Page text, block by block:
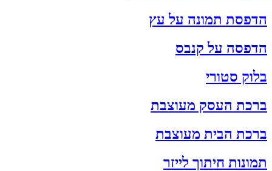
הדפסת תמונה על עץ
הדפסה על קנבס
בלוק סטורי
ברכת העסק מעוצבת
ברכת הבית מעוצבת
תמונות חיתוך לייזר